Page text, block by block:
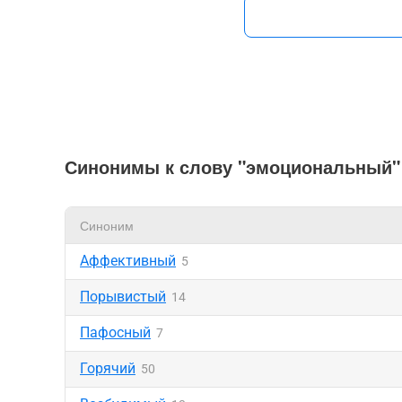
Синонимы к слову "эмоциональный"
Синоним
Аффективный 5
Порывистый 14
Пафосный 7
Горячий 50